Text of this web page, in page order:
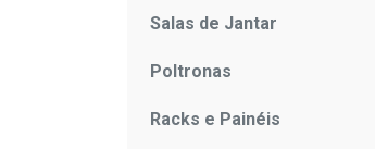
Salas de Jantar
Poltronas
Racks e Painéis